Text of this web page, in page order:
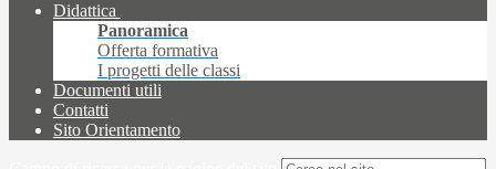
Didattica
Panoramica
Offerta formativa
I progetti delle classi
Documenti utili
Contatti
Sito Orientamento